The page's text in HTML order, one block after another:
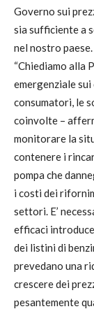
Governo sui
sia sufficiente a
nel nostro paese.
“Chiediamo alla
emergenziale
consumatori, le
coinvolte –
monitorare la
contenere i
pompa che
i costi dei
settori. E’
efficaci
dei listini di
prevedano una
crescere dei
pesantemente